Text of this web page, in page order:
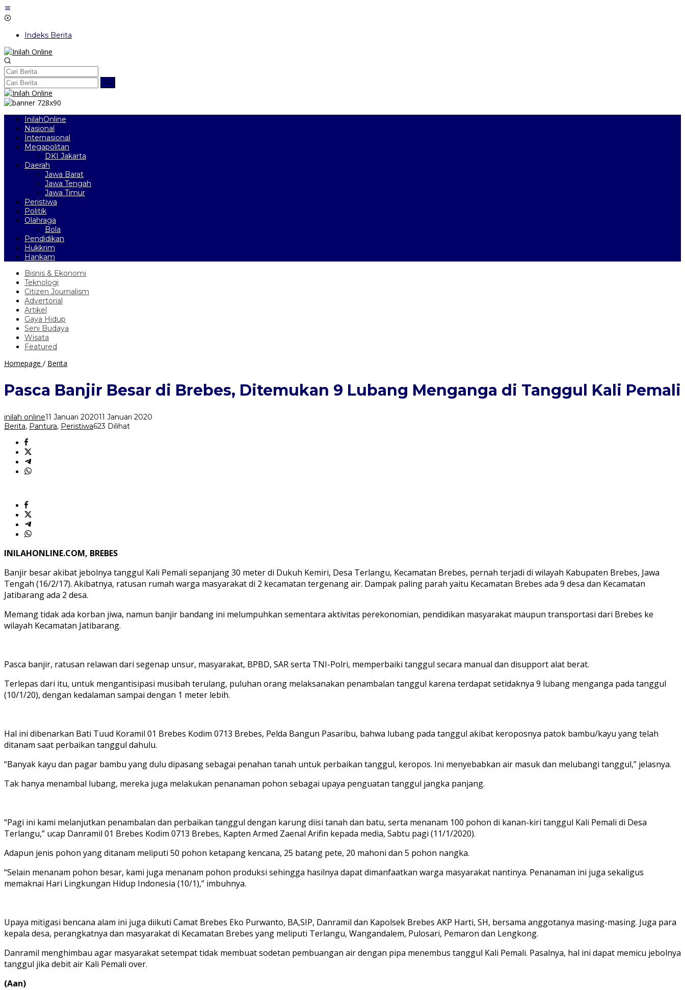
Lewati
ke
Indeks Berita
InilahOnline
Nasional
Internasional
Megapolitan
DKI Jakarta
Daerah
Jawa Barat
Jawa Tengah
Jawa Timur
Peristiwa
Politik
Olahraga
Bola
Pendidikan
Hukkrim
Hankam
Bisnis & Ekonomi
Teknologi
Citizen Journalism
Advertorial
Artikel
Gaya Hidup
Seni Budaya
Wisata
Featured
Homepage / Berita
di
Brebes,
9
Lubang
Pasca Banjir Besar di Brebes, Ditemukan 9 Lubang Menganga di Tanggul Kali Pemali
inilah online11 Januari 202011 Januari 2020
Berita, Pantura, Peristiwa623 Dilihat
INILAHONLINE.COM, BREBES
Banjir besar akibat jebolnya tanggul Kali Pemali sepanjang 30 meter di Dukuh Kemiri, Desa Terlangu, Kecamatan Brebes, pernah terjadi di wilayah Kabupaten Brebes, Jawa
Tengah (16/2/17). Akibatnya, ratusan rumah warga masyarakat di 2 kecamatan tergenang air. Dampak paling parah yaitu Kecamatan Brebes ada 9 desa dan Kecamatan
Jatibarang ada 2 desa.
Memang tidak ada korban jiwa, namun banjir bandang ini melumpuhkan sementara aktivitas perekonomian, pendidikan masyarakat maupun transportasi dari Brebes ke
wilayah Kecamatan Jatibarang.
Pasca banjir, ratusan relawan dari segenap unsur, masyarakat, BPBD, SAR serta TNI-Polri, memperbaiki tanggul secara manual dan disupport alat berat.
Terlepas dari itu, untuk mengantisipasi musibah terulang, puluhan orang melaksanakan penambalan tanggul karena terdapat setidaknya 9 lubang menganga pada tanggul
(10/1/20), dengan kedalaman sampai dengan 1 meter lebih.
Hal ini dibenarkan Bati Tuud Koramil 01 Brebes Kodim 0713 Brebes, Pelda Bangun Pasaribu, bahwa lubang pada tanggul akibat keroposnya patok bambu/kayu yang telah
ditanam saat perbaikan tanggul dahulu.
“Banyak kayu dan pagar bambu yang dulu dipasang sebagai penahan tanah untuk perbaikan tanggul, keropos. Ini menyebabkan air masuk dan melubangi tanggul,” jelasnya.
Tak hanya menambal lubang, mereka juga melakukan penanaman pohon sebagai upaya penguatan tanggul jangka panjang.
“Pagi ini kami melanjutkan penambalan dan perbaikan tanggul dengan karung diisi tanah dan batu, serta menanam 100 pohon di kanan-kiri tanggul Kali Pemali di Desa
Terlangu,” ucap Danramil 01 Brebes Kodim 0713 Brebes, Kapten Armed Zaenal Arifin kepada media, Sabtu pagi (11/1/2020).
Adapun jenis pohon yang ditanam meliputi 50 pohon ketapang kencana, 25 batang pete, 20 mahoni dan 5 pohon nangka.
“Selain menanam pohon besar, kami juga menanam pohon produksi sehingga hasilnya dapat dimanfaatkan warga masyarakat nantinya. Penanaman ini juga sekaligus
memaknai Hari Lingkungan Hidup Indonesia (10/1),” imbuhnya.
Upaya mitigasi bencana alam ini juga diikuti Camat Brebes Eko Purwanto, BA,SIP, Danramil dan Kapolsek Brebes AKP Harti, SH, bersama anggotanya masing-masing. Juga para
kepala desa, perangkatnya dan masyarakat di Kecamatan Brebes yang meliputi Terlangu, Wangandalem, Pulosari, Pemaron dan Lengkong.
Danramil menghimbau agar masyarakat setempat tidak membuat sodetan pembuangan air dengan pipa menembus tanggul Kali Pemali. Pasalnya, hal ini dapat memicu jebolnya
tanggul jika debit air Kali Pemali over.
(Aan)